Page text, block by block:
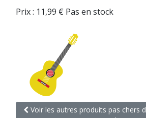
Prix : 11,99 € Pas en stock
Voir les autres produits pas chers